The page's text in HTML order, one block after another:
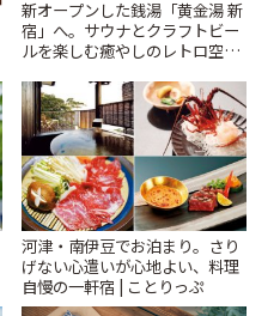
新オープンした銭湯「黄金湯 新
宿」へ。サウナとクラフトビー
ルを楽しむ癒やしのレトロ空間
河津・南伊豆でお泊まり。さり
げない心遣いが心地よい、料理
自慢の一軒宿 | ことりっぷ